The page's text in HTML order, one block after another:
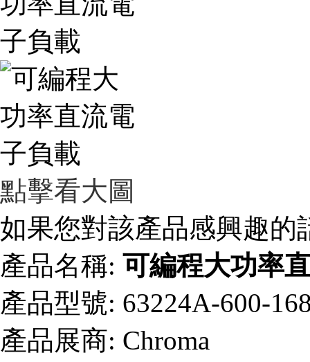
點擊看大圖
如果您對該產品感興趣的
產品名稱: 可編程大功率
產品型號: 63224A-600-
產品展商: Chroma